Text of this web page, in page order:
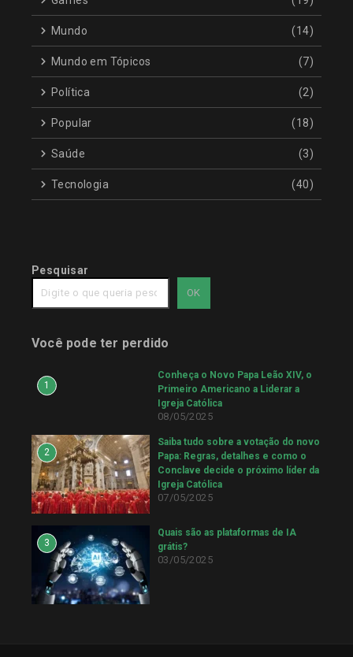
Mundo (14)
Mundo em Tópicos (7)
Política (2)
Popular (18)
Saúde (3)
Tecnologia (40)
Pesquisar
OK
Você pode ter perdido
1
Conheça o Novo Papa Leão XIV, o
Primeiro Americano a Liderar a
Igreja Católica
08/05/2025
2
Saiba tudo sobre a votação do novo
Papa: Regras, detalhes e como o
Conclave decide o próximo líder da
Igreja Católica
07/05/2025
3
Quais são as plataformas de IA
grátis?
03/05/2025